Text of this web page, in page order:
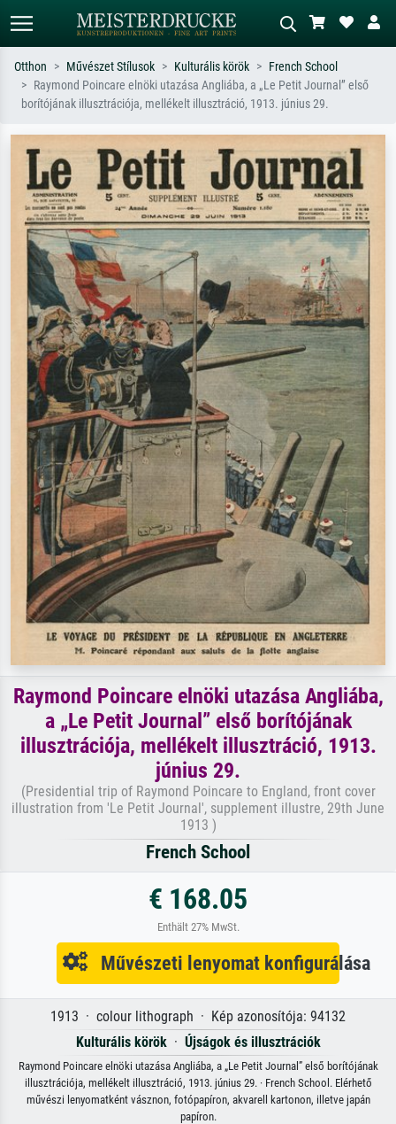
Alap keresés MI-képkereső
szerint – pl. Monet, Csillagos éj,
impresszionizmus, Hokusai-hullám,
akt.
piros absztrakt, sötét olajkép, álló akt
egy fa mellett.
Otthon Művészet Stílusok Kulturális körök
French School
Raymond Poincare elnöki utazása Angliába, a „Le Petit Journal” első
borítójának illusztrációja, mellékelt illusztráció, 1913. június 29.
Raymond Poincare elnöki utazása Angliába,
a „Le Petit Journal” első borítójának
illusztrációja, mellékelt illusztráció, 1913.
június 29.
(Presidential trip of Raymond Poincare to England, front cover
illustration from 'Le Petit Journal', supplement illustre, 29th June
1913 )
French School
€ 168.05
Enthält 27% MwSt.
Művészeti lenyomat konfigurálása
1913 · colour lithograph · Kép azonosítója: 94132
Kulturális körök· Újságok és illusztrációk
Raymond Poincare elnöki utazása Angliába, a „Le Petit Journal” első borítójának
illusztrációja, mellékelt illusztráció, 1913. június 29. · French School. Elérhető
művészi lenyomatként vásznon, fotópapíron, akvarell kartonon, illetve japán
papíron.